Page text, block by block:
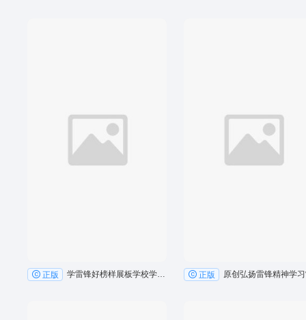
正版 学雷锋好榜样展板学校学雷锋日活动舞台背景海报设计 正版